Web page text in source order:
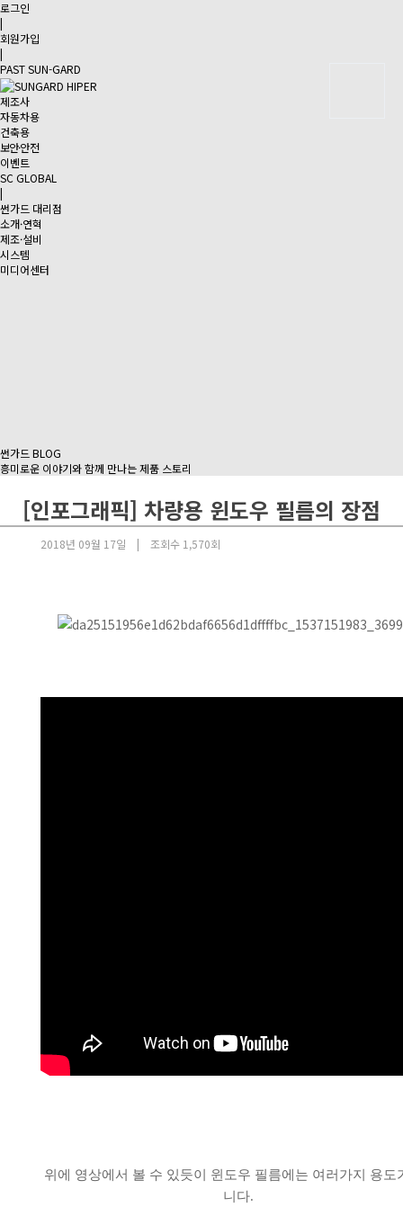
로그인
|
회원가입
|
PAST SUN-GARD
제조사
자동차용
건축용
보안·안전
이벤트
SC GLOBAL
|
썬가드 대리점
소개·연혁
제조·설비
시스템
미디어센터
썬가드 BLOG
흥미로운 이야기와 함께 만나는 제품 스토리
[인포그래픽] 차량용 윈도우 필름의 장점
2018년 09월 17일 | 조회수 1,570회
위에 영상에서 볼 수 있듯이 윈도우 필름에는 여러가지 용도
니다.